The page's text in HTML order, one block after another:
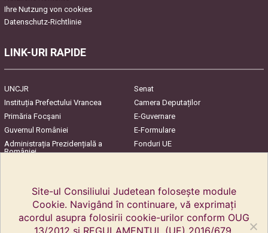
Ihre Nutzung von cookies
Datenschutz-Richtlinie
LINK-URI RAPIDE
UNCJR
Senat
Instituția Prefectului Vrancea
Camera Deputaților
Primăria Focşani
E-Guvernare
Guvernul României
E-Formulare
Administrația Prezidențială a
României
Fonduri UE
Site-ul Consiliului Judetean folosește module
Cookie. Navigând în continuare, vă exprimați
acordul asupra folosirii cookie-urilor conform OUG